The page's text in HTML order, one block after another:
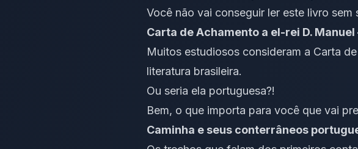
Você não vai conseguir ler este livro sem
Carta de Achamento a el-rei D. Manuel
Muitos estudiosos consideram a Carta
literatura brasileira.
Ou seria ela portuguesa?!
Bem, o que importa para você que vai
Caminha e seus conterrâneos